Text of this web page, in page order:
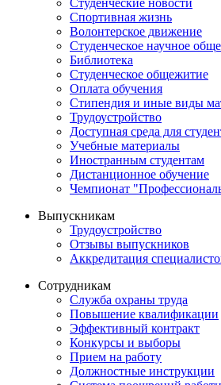
Спортивная жизнь
Волонтерское движение
Студенческое научное
Библиотека
Студенческое общежитие
Оплата обучения
Стипендия и иные виды
Трудоустройство
Доступная среда для
Учебные материалы
Иностранным студентам
Дистанционное обучение
Чемпионат
Выпускникам
Трудоустройство
Отзывы выпускников
Аккредитация
Сотрудникам
Служба охраны труда
Повышение квалификации
Эффективный контракт
Конкурсы и выборы
Прием на работу
Должностные инструкции